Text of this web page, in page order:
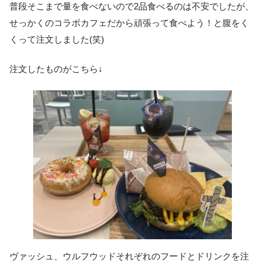
普段そこまで量を食べないので2品食べるのは不安でしたが、
せっかくのコラボカフェだから頑張って食べよう！と腹をく
くって注文しました(笑)
注文したものがこちら↓
ヴァッシュ、ウルフウッドそれぞれのフードとドリンクを注